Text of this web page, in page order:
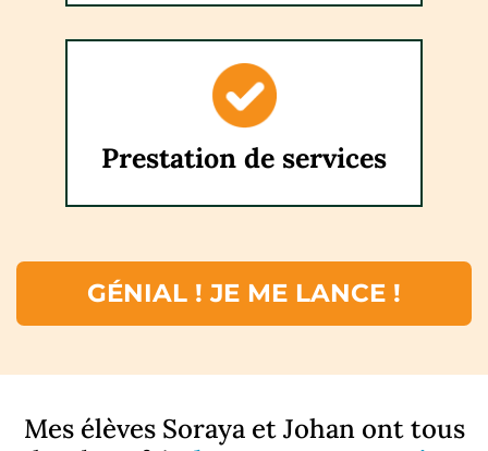
Prestation de services
GÉNIAL ! JE ME LANCE !
Mes élèves Soraya et Johan ont tous